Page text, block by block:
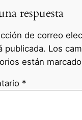
respuesta
de correo
publicada. Los
están
*